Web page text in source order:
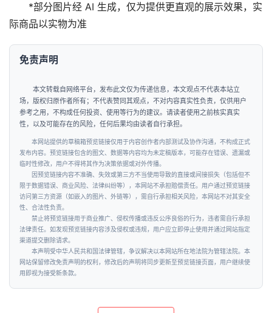
*部分图片经 AI 生成，仅为提供更直观的展示效果，实
际商品以实物为准
免责声明
本文转载自网络平台，发布此文仅为传递信息，本文观点不代表本站立
场，版权归原作者所有；不代表赞同其观点，不对内容真实性负责，仅供用户
参考之用，不构成任何投资、使用等行为的建议。请读者使用之前核实真实
性，以及可能存在的风险，任何后果均由读者自行承担。
本网站提供的草稿箱预览链接仅用于内容创作者内部测试及协作沟通，不构成正式
发布内容。预览链接包含的图文、数据等内容均为未定稿版本，可能存在错误、遗漏或
临时性修改，用户不得将其作为决策依据或对外传播。
因预览链接内容不准确、失效或第三方不当使用导致的直接或间接损失（包括但不
限于数据错误、商业风险、法律纠纷等），本网站不承担赔偿责任。用户通过预览链接
访问第三方资源（如嵌入的图片、外链等），需自行承担相关风险，本网站不对其安全
性、合法性负责。
禁止将预览链接用于商业推广、侵权传播或违反公序良俗的行为，违者需自行承担
法律责任。如发现预览链接内容涉及侵权或违规，用户应立即停止使用并通过网站指定
渠道提交删除请求。
本声明受中华人民共和国法律管辖，争议解决以本网站所在地法院为管辖法院。本
网站保留修改免责声明的权利，修改后的声明将同步更新至预览链接页面，用户继续使
用即视为接受新条款。